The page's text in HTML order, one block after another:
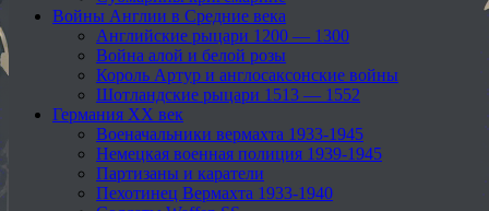
Войны Англии в Средние века
Английские рыцари 1200 — 1300
Война алой и белой розы
Король Артур и англосаксонские войны
Шотландские рыцари 1513 — 1552
Германия XX век
Военачальники вермахта 1933-1945
Немецкая военная полиция 1939-1945
Партизаны и каратели
Пехотинец Вермахта 1933-1940